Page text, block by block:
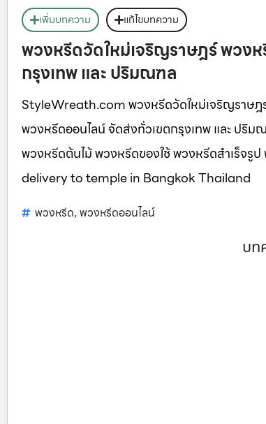
เพิ่มบทความ แก้ไขบทความ
พวงหรีดวัดใหม่เจริญราษฎร์ พวง
กรุงเทพ และ ปริมณฑล
StyleWreath.com พวงหรีดวัดใหม่เจริญราษฎ
พวงหรีดออนไลน์ จัดส่งทั่วเขตกรุงเทพ และ ปริ
พวงหรีดต้นไม้ พวงหรีดของใช้ พวงหรีดสำเร็จ
delivery to temple in Bangkok Thailand
พวงหรีด, พวงหรีดออนไลน์
บท